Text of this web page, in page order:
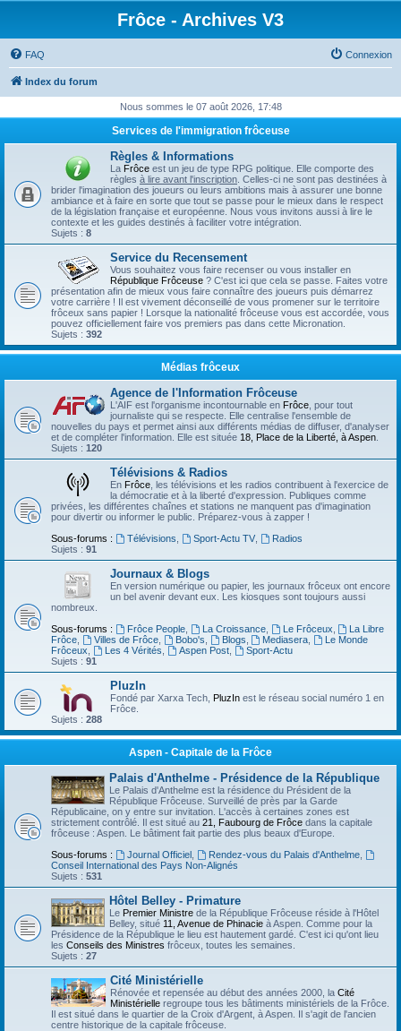
Frôce - Archives V3
FAQ Connexion
Index du forum
Nous sommes le 07 août 2026, 17:48
Services de l'immigration frôceuse
Règles & Informations
La Frôce est un jeu de type RPG politique. Elle comporte des
règles à lire avant l'inscription . Celles-ci ne sont pas destinées à
brider l'imagination des joueurs ou leurs ambitions mais à assurer une bonne
ambiance et à faire en sorte que tout se passe pour le mieux dans le respect
de la législation française et européenne. Nous vous invitons aussi à lire le
contexte et les guides destinés à faciliter votre intégration.
Sujets : 8
Service du Recensement
Vous souhaitez vous faire recenser ou vous installer en
République Frôceuse ? C'est ici que cela se passe. Faites votre
présentation afin de mieux vous faire connaître des joueurs puis démarrez
votre carrière ! Il est vivement déconseillé de vous promener sur le territoire
frôceux sans papier ! Lorsque la nationalité frôceuse vous est accordée, vous
pouvez officiellement faire vos premiers pas dans cette Micronation.
Sujets : 392
Médias frôceux
Agence de l'Information Frôceuse
L'AIF est l'organisme incontournable en Frôce , pour tout
journaliste qui se respecte. Elle centralise l'ensemble de
nouvelles du pays et permet ainsi aux différents médias de diffuser, d'analyser
et de compléter l'information. Elle est située 18, Place de la Liberté, à Aspen
Sujets : 120
Télévisions & Radios
En Frôce , les télévisions et les radios contribuent à l'exercice de
la démocratie et à la liberté d'expression. Publiques comme
privées, les différentes chaînes et stations ne manquent pas d'imagination
pour divertir ou informer le public. Préparez-vous à zapper !
Sous-forums :
Télévisions Sport-Actu TV,
Radios
Sujets : 91
Journaux & Blogs
En version numérique ou papier, les journaux frôceux ont encore
un bel avenir devant eux. Les kiosques sont toujours aussi
nombreux.
Sous-forums :
Frôce People, La Croissance, Le Frôceux
La Libre
Frôce
Villes de Frôce, Bobo's Blogs Mediasera
Le Monde
Frôceux
Les 4 Vérités Aspen Post,
Sport-Actu
Sujets : 91
PluzIn
Fondé par Xarxa Tech, PluzIn est le réseau social numéro 1 en
Frôce.
Sujets : 288
Aspen - Capitale de la Frôce
Palais d'Anthelme - Présidence de la République
Le Palais d'Anthelme est la résidence du Président de la
République Frôceuse. Surveillé de près par la Garde
Républicaine, on y entre sur invitation. L'accès à certaines zones est
strictement contrôlé. Il est situé au 21, Faubourg de Frôce dans la capitale
frôceuse : Aspen. Le bâtiment fait partie des plus beaux d'Europe.
Sous-forums :
Journal Officiel, Rendez-vous du Palais d'Anthelme,
Conseil International des Pays Non-Alignés
Sujets : 531
Hôtel Belley - Primature
Le Premier Ministre de la République Frôceuse réside à l'Hôtel
Belley, situé 11, Avenue de Phinacie à Aspen. Comme pour la
Présidence de la République le lieu est hautement gardé. C'est ici qu'ont lieu
les Conseils des Ministres frôceux, toutes les semaines.
Sujets : 27
Cité Ministérielle
Rénovée et repensée au début des années 2000, la Cité
Ministérielle regroupe tous les bâtiments ministériels de la Frôce.
Il est situé dans le quartier de la Croix d'Argent, à Aspen. Il s'agit de l'ancien
centre historique de la capitale frôceuse.